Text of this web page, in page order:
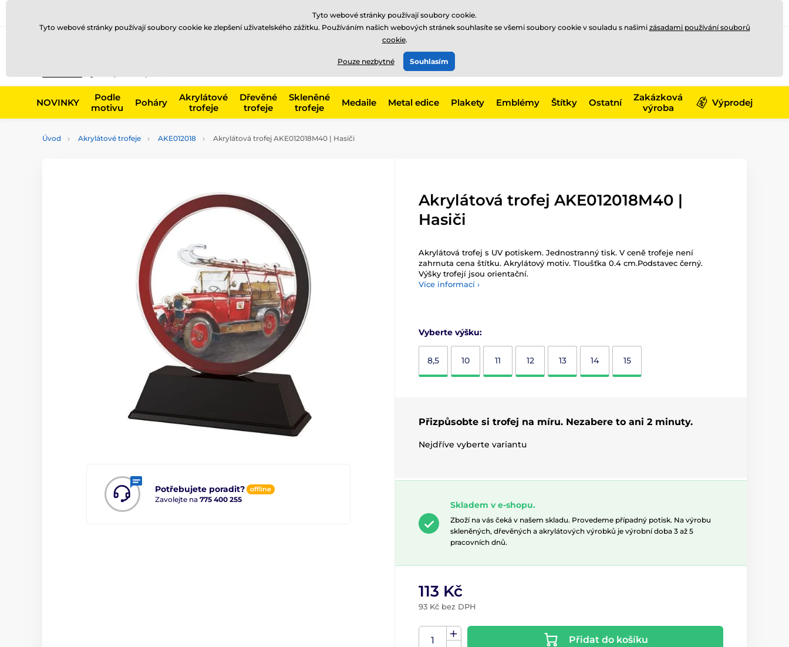
775 400 255
Zavolejte nám
NOVINKY
Podle
motivu
Poháry
Akrylátové
trofeje
Dřevěné
trofeje
Skleněné
trofeje
Medaile Metal edice Plakety Emblémy Štítky Ostatní
Zakázková
výroba
Výprodej
Úvod Akrylátové trofeje AKE012018 Akrylátová trofej AKE012018M40 | Hasiči
Potřebujete poradit? offline
Zavolejte na 775 400 255
Akrylátová trofej AKE012018M40 |
Hasiči
Akrylátová trofej s UV potiskem. Jednostranný tisk. V ceně trofeje není
zahrnuta cena štítku. Akrylátový motiv. Tloušťka 0.4 cm.Podstavec černý.
Výšky trofejí jsou orientační.
Více informací ›
Vyberte výšku:
8,5 10 11 12 13 14 15
Přizpůsobte si trofej na míru. Nezabere to ani 2 minuty.
Nejdříve vyberte variantu
Skladem v e-shopu.
Zboží na vás čeká v našem skladu. Provedeme případný potisk. Na výrobu
skleněných, dřevěných a akrylátových výrobků je výrobní doba 3 až 5
pracovních dnů.
113 Kč
93 Kč bez DPH
Přidat do košíku
Tyto webové stránky používají soubory cookie.
Tyto webové stránky používají soubory cookie ke zlepšení uživatelského zážitku. Používáním našich webových stránek souhlasíte se všemi soubory cookie v souladu s našimi zásadami používání souborů
cookie.
Pouze nezbytné Souhlasím